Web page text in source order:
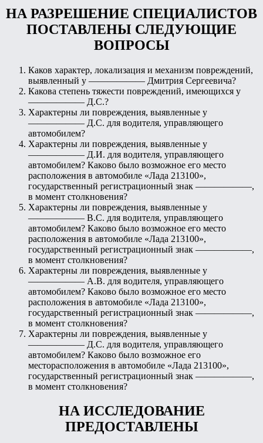
НА РАЗРЕШЕНИЕ СПЕЦИАЛИСТОВ
ПОСТАВЛЕНЫ СЛЕДУЮЩИЕ
ВОПРОСЫ
Каков характер, локализация и механизм повреждений,
выявленный у —————— Дмитрия Сергеевича?
Какова степень тяжести повреждений, имеющихся у
—————— Д.С.?
Характерны ли повреждения, выявленные у
—————— Д.С. для водителя, управляющего
автомобилем?
Характерны ли повреждения, выявленные у
—————— Д.И. для водителя, управляющего
автомобилем? Каково было возможное его место
расположения в автомобиле «Лада 213100»,
государственный регистрационный знак ——————,
в момент столкновения?
Характерны ли повреждения, выявленные у
—————— В.С. для водителя, управляющего
автомобилем? Каково было возможное его место
расположения в автомобиле «Лада 213100»,
государственный регистрационный знак ——————,
в момент столкновения?
Характерны ли повреждения, выявленные у
—————— А.В. для водителя, управляющего
автомобилем? Каково было возможное его место
расположения в автомобиле «Лада 213100»,
государственный регистрационный знак ——————,
в момент столкновения?
Характерны ли повреждения, выявленные у
—————— Д.С. для водителя, управляющего
автомобилем? Каково было возможное его
месторасположения в автомобиле «Лада 213100»,
государственный регистрационный знак ——————,
в момент столкновения?
НА ИССЛЕДОВАНИЕ
ПРЕДОСТАВЛЕНЫ